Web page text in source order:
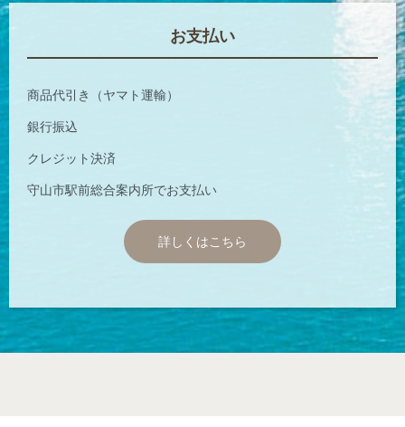
お支払い
商品代引き（ヤマト運輸）
銀行振込
クレジット決済
守山市駅前総合案内所でお支払い
詳しくはこちら